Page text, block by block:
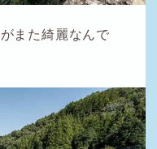
また綺麗なんで